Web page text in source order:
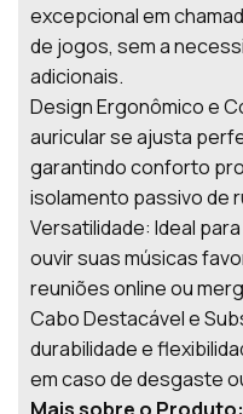
excepcional em
de jogos, sem a
adicionais.
Design Ergonômico e
auricular se ajusta
garantindo conforto
isolamento passivo de
Versatilidade: Ideal
ouvir suas músicas
reuniões online ou
Cabo Destacável e
durabilidade e
em caso de desgaste